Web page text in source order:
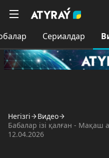
Сериалдар
Негізгі
Видео
Бабалар ізі қалған - Мақаш
12.04.2026